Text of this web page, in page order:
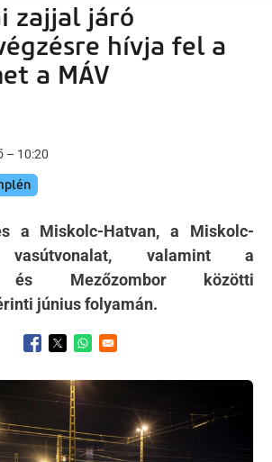
zajjal járó
hívja fel a
a MÁV
– 10:20
a Miskolc-Hatvan, a Miskolc-
vasútvonalat, valamint a
és Mezőzombor közötti
június folyamán.
Opens in a new window
Opens in a new window
Opens in a new window